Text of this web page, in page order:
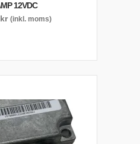
12VDC
kr (inkl. moms)